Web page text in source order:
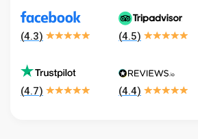
(4.3) (4.5)
(4.7) (4.4)